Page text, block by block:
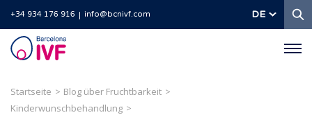
+34 934 176 916 info@bcnivf.com DE
Barcelona
IVF
Startseite
Blog über Fruchtbarkeit
Kinderwunschbehandlung